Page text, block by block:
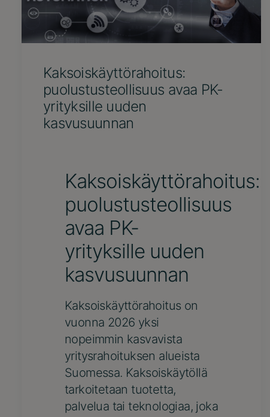
Kaksoiskäyttörahoitus:
puolustusteollisuus avaa PK-
yrityksille uuden
kasvusuunnan
Kaksoiskäyttörahoitus:
puolustusteollisuus
avaa PK-
yrityksille uuden
kasvusuunnan
Kaksoiskäyttörahoitus on
vuonna 2026 yksi
nopeimmin kasvavista
yritysrahoituksen alueista
Suomessa. Kaksoiskäytöllä
tarkoitetaan tuotetta,
palvelua tai teknologiaa, joka